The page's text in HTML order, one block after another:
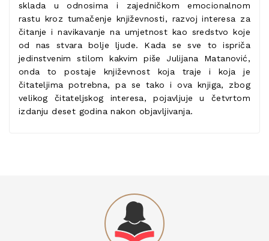
sklada u odnosima i zajedničkom emocionalnom
rastu kroz tumačenje književnosti, razvoj interesa za
čitanje i navikavanje na umjetnost kao sredstvo koje
od nas stvara bolje ljude. Kada se sve to ispriča
jedinstvenim stilom kakvim piše Julijana Matanović,
onda to postaje književnost koja traje i koja je
čitateljima potrebna, pa se tako i ova knjiga, zbog
velikog čitateljskog interesa, pojavljuje u četvrtom
izdanju deset godina nakon objavljivanja.